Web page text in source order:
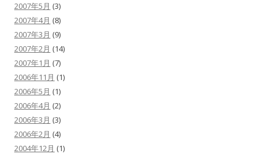
2007年5月 (3)
2007年4月 (8)
2007年3月 (9)
2007年2月 (14)
2007年1月 (7)
2006年11月 (1)
2006年5月 (1)
2006年4月 (2)
2006年3月 (3)
2006年2月 (4)
2004年12月 (1)